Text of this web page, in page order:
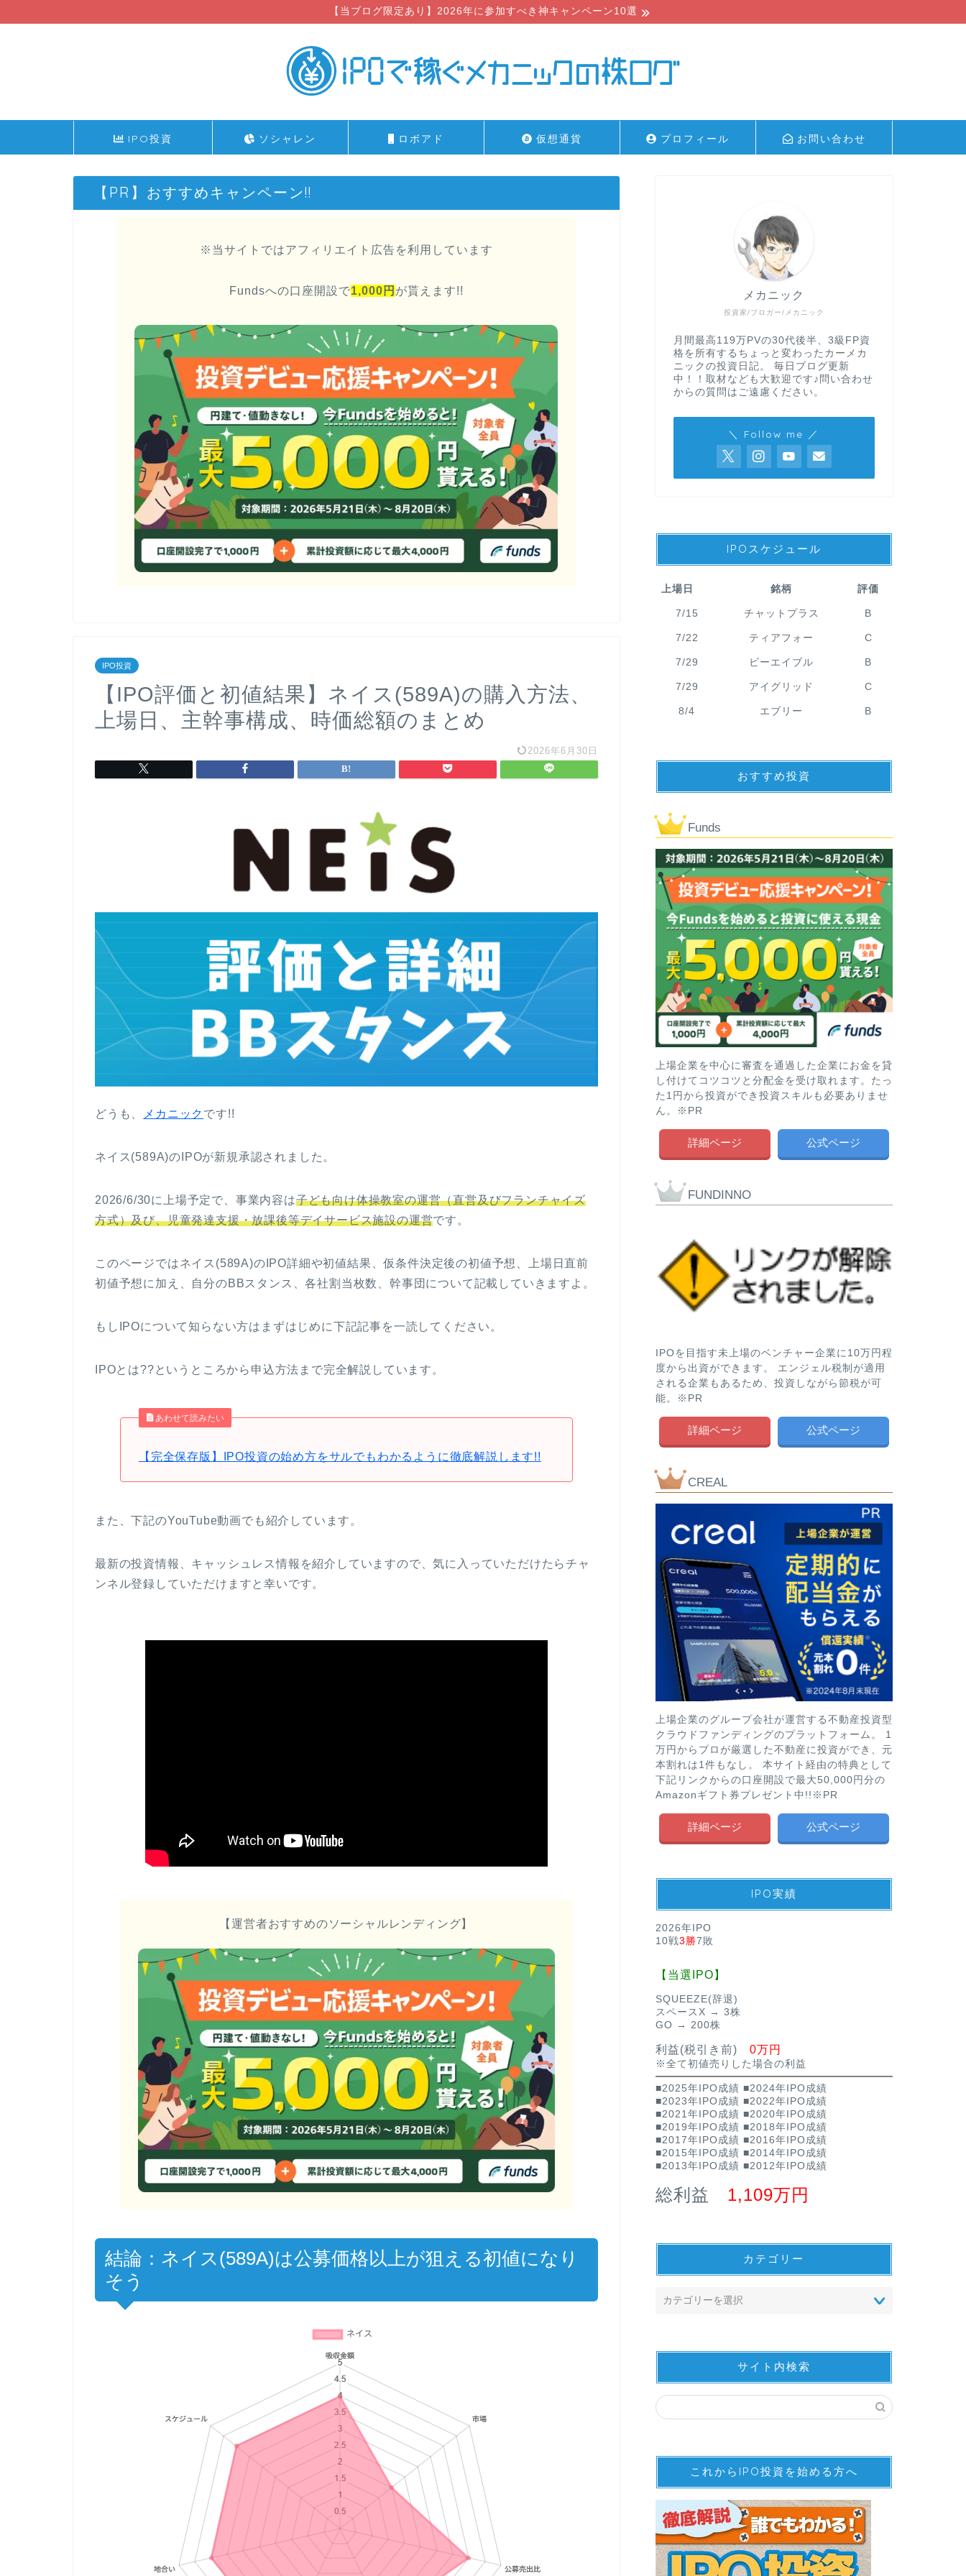
【当ブログ限定あり】2026年に参加すべき神キャンペーン10選
IPO投資 ソシャレン ロボアド 仮想通貨 プロフィール お問い合わせ
【PR】おすすめキャンペーン!!
※当サイトではアフィリエイト広告を利用しています
Fundsへの口座開設で1,000円 が貰えます!!
IPO投資
【IPO評価と初値結果】ネイス(589A)の購入方法、
上場日、主幹事構成、時価総額のまとめ
2026年6月30日
どうも、 メカニック です!!
ネイス(589A)のIPOが新規承認されました。
2026/6/30に上場予定で、事業内容は子ども向け体操教室の運営（直営及びフランチャイズ
方式）及び、児童発達支援・放課後等デイサービス施設の運営です。
このページではネイス(589A)のIPO詳細や初値結果、仮条件決定後の初値予想、上場日直前
初値予想に加え、自分のBBスタンス、各社割当枚数、幹事団について記載していきますよ。
もしIPOについて知らない方はまずはじめに下記記事を一読してください。
IPOとは??というところから申込方法まで完全解説しています。
あわせて読みたい
【完全保存版】IPO投資の始め方をサルでもわかるように徹底解説します!!
また、下記のYouTube動画でも紹介しています。
最新の投資情報、キャッシュレス情報を紹介していますので、気に入っていただけたらチャ
ンネル登録していただけますと幸いです。
【運営者おすすめのソーシャルレンディング】
結論：ネイス(589A)は公募価格以上が狙える初値になり
そう
投資家/ブロガー/メカニック
メカニック
月間最高119万PVの30代後半、3級FP資
格を所有するちょっと変わったカーメカ
ニックの投資日記。 毎日ブログ更新
中！！取材なども大歓迎です♪問い合わせ
からの質問はご遠慮ください。
＼ Follow me ／
IPOスケジュール
上場日 銘柄 評価
7/15 チャットプラス B
7/22 ティアフォー C
7/29 ビーエイブル B
7/29 アイグリッド C
8/4 エブリー B
おすすめ投資
Funds
上場企業を中心に審査を通過した企業にお金を貸
し付けてコツコツと分配金を受け取れます。たっ
た1円から投資ができ投資スキルも必要ありませ
ん。※PR
詳細ページ 公式ページ
FUNDINNO
IPOを目指す未上場のベンチャー企業に10万円程
度から出資ができます。 エンジェル税制が適用
される企業もあるため、投資しながら節税が可
能。※PR
詳細ページ 公式ページ
CREAL
上場企業のグループ会社が運営する不動産投資型
クラウドファンディングのプラットフォーム。 1
万円からプロが厳選した不動産に投資ができ、元
本割れは1件もなし。 本サイト経由の特典として
下記リンクからの口座開設で最大50,000円分の
Amazonギフト券プレゼント中!!※PR
詳細ページ 公式ページ
IPO実績
2026年IPO
10戦3勝7敗
【当選IPO】
SQUEEZE(辞退)
スペースX → 3株
GO → 200株
利益(税引き前) 0万円
※全て初値売りした場合の利益
■2025年IPO成績 ■2024年IPO成績
■2023年IPO成績 ■2022年IPO成績
■2021年IPO成績 ■2020年IPO成績
■2019年IPO成績 ■2018年IPO成績
■2017年IPO成績 ■2016年IPO成績
■2015年IPO成績 ■2014年IPO成績
■2013年IPO成績 ■2012年IPO成績
総利益 1,109万円
カテゴリー
サイト内検索
これからIPO投資を始める方へ